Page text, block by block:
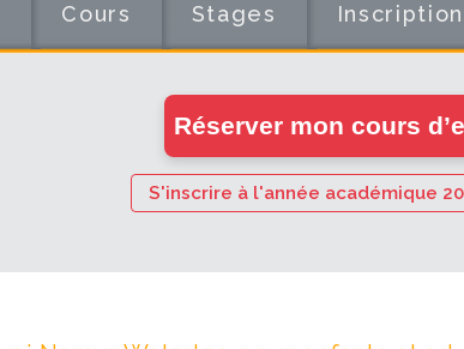
Cours Stages
Réserver mon cours
S'inscrire à l'année académique